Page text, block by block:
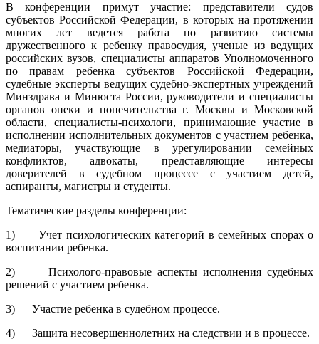
В конференции примут участие: представители судов
субъектов Российской Федерации, в которых на протяжении
многих лет ведется работа по развитию системы
дружественного к ребенку правосудия, ученые из ведущих
российских вузов, специалисты аппаратов Уполномоченного
по правам ребенка субъектов Российской Федерации,
судебные эксперты ведущих судебно-экспертных учреждений
Минздрава и Минюста России, руководители и специалисты
органов опеки и попечительства г. Москвы и Московской
области, специалисты-психологи, принимающие участие в
исполнении исполнительных документов с участием ребенка,
медиаторы, участвующие в урегулировании семейных
конфликтов, адвокаты, представляющие интересы
доверителей в судебном процессе с участием детей,
аспиранты, магистры и студенты.
Тематические разделы конференции:
1) Учет психологических категорий в семейных спорах о
воспитании ребенка.
2) Психолого-правовые аспекты исполнения судебных
решений с участием ребенка.
3) Участие ребенка в судебном процессе.
4) Защита несовершеннолетних на следствии и в процессе.